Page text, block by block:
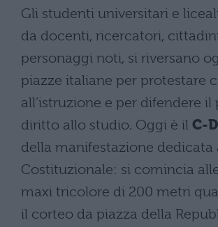
Gli studenti universitari e
da docenti, ricercatori,
personaggi noti, si riversano
piazze italiane per protestare
all’istruzione e per difendere il
diritto allo studio. Oggi è il C-
della manifestazione dedicata
Costituzionale: si comincia
maxi tricolore di 200 metri
il corteo da piazza della